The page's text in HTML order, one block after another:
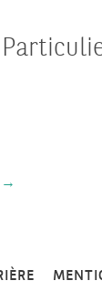
→